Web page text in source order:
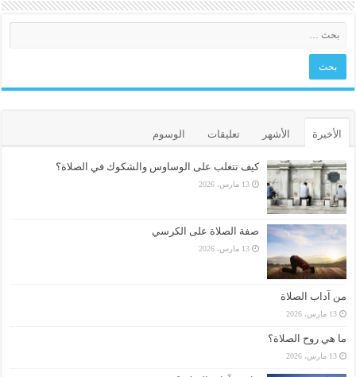
الأخيرة الأشهر تعليقات الوسوم
كيف تتغلب على الوساوس والشكوك في الصلاة؟
13 مارس، 2026
صفة الصلاة على الكرسي
13 مارس، 2026
من آداب الصلاة
13 مارس، 2026
ما هي روح الصلاة؟
13 مارس، 2026